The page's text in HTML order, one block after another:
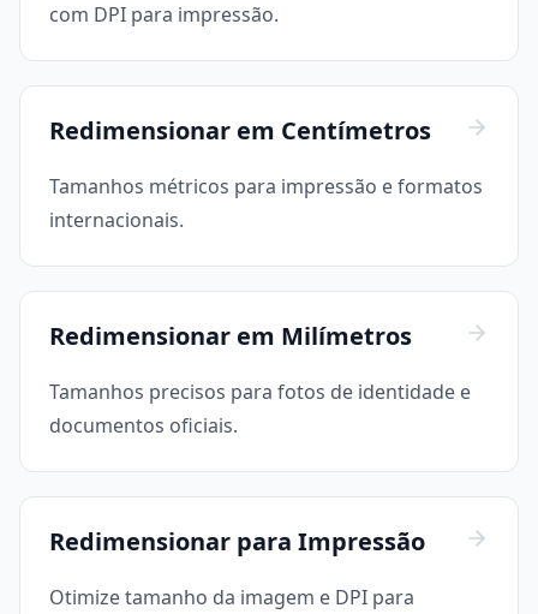
com DPI para impressão.
Redimensionar em Centímetros
Tamanhos métricos para impressão e formatos
internacionais.
Redimensionar em Milímetros
Tamanhos precisos para fotos de identidade e
documentos oficiais.
Redimensionar para Impressão
Otimize tamanho da imagem e DPI para